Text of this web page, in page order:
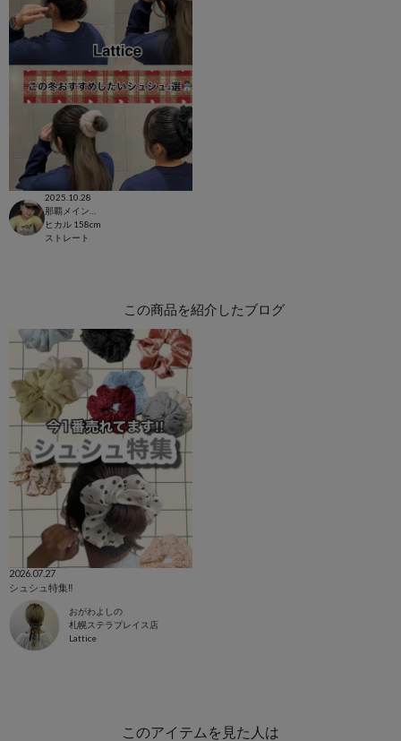
2025.10.28
ヒカル 158cm
ストレート
この商品を紹介したブログ
2026.07.27
シュシュ特集‼︎
おがわよしの
札幌ステラプレイス店
Lattice
このアイテムを見た人は